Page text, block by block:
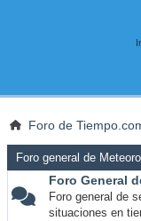
Foro de
Foro general de
Foro General
Foro general de
situaciones en